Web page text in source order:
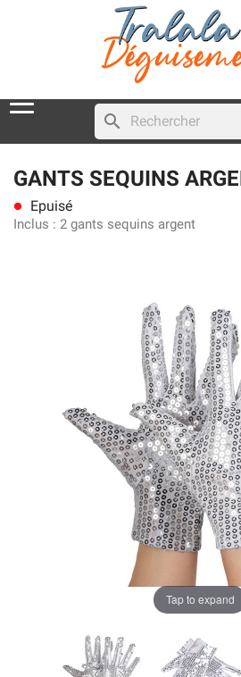
search
GANTS SEQUINS
lens Epuisé
Inclus : 2 gants sequins argent
Tap to expand